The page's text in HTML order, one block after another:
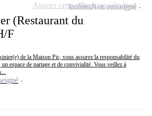
(Restaurant du
F
de la Maison Pic, vous assurez la responsabilité du
espace de partage et de convivialité. Vous veillez à
IntérimNon renseigné
Ajouter cette offre à ma sélection